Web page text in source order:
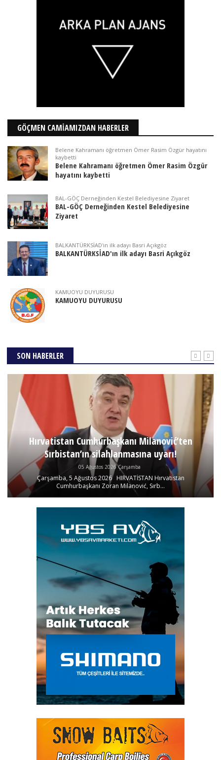
GÖÇMEN CAMİAMIZDAN HABERLER
Belene Kahramanı öğretmen Ömer Rasim Özgür hayatını
kaybetti
Belene Kahramanı öğretmen Ömer Rasim Özgür
hayatını kaybetti
BAL-GÖÇ Derneğinden Kestel Belediyesine Ziyaret
BAL-GÖÇ Derneğinden Kestel Belediyesine
Ziyaret
BALKANTÜRKSİAD'ın ilk adayı Basri Açıkgöz
BALKANTÜRKSİAD'ın ilk adayı Basri Açıkgöz
KAMUOYU DUYURUSU
KAMUOYU DUYURUSU
SON HABERLER
Hırvatistan Cumhurbaşkanı Milanović’ten
Sırbistan’ın silahlanmasına uyarı!
05 Ağustos 2026 Çarşamba
Çarşamba, 5 Ağustos 2026 HIRVATİSTAN Hırvatistan
Cumhurbaşkanı Zoran Milanović, Sırb...